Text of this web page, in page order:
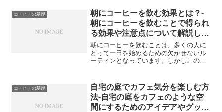
ポイントを押さえる必要があります。例
えば、コーヒーブランド毎...
コーヒーの基礎
朝にコーヒーを飲む効果とは？-
朝にコーヒーを飲むことで得られ
る効果や注意点について解説しま
す。
朝にコーヒーを飲むことは、多くの人に
とって一日を始めるための欠かせないル
ーティンとなっています。しかしこの朝
す。まず、朝にコーヒーを飲むことでア
ラート性が高まり、目覚めの...
コーヒーの基礎
自宅の庭でカフェ気分を楽しむ方
法-自宅の庭をカフェのような空
間にするためのアイデアやグッズ